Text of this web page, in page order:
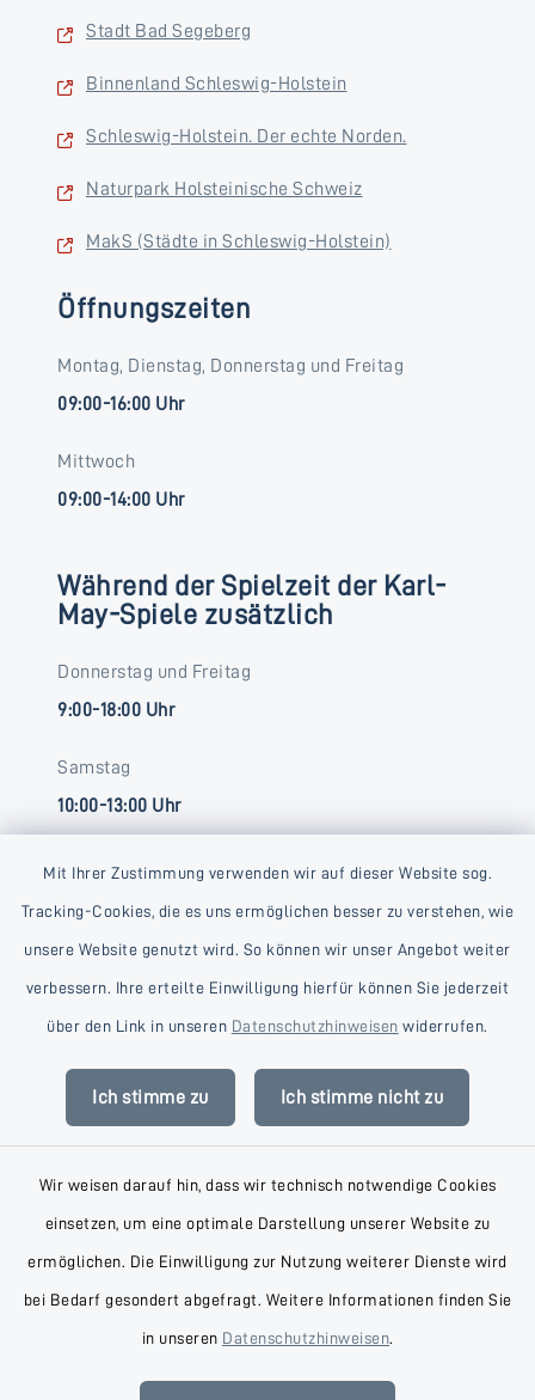
Mit Ihrer Zustimmung verwenden wir auf dieser Website sog.
Tracking-Cookies, die es uns ermöglichen besser zu verstehen, wie
unsere Website genutzt wird. So können wir unser Angebot weiter
verbessern. Ihre erteilte Einwilligung hierfür können Sie jederzeit
über den Link in unseren Datenschutzhinweisen widerrufen.
Ich stimme zu Ich stimme nicht zu
Wir weisen darauf hin, dass wir technisch notwendige Cookies
einsetzen, um eine optimale Darstellung unserer Website zu
ermöglichen. Die Einwilligung zur Nutzung weiterer Dienste wird
bei Bedarf gesondert abgefragt. Weitere Informationen finden Sie
in unseren Datenschutzhinweisen.
Stadt Bad Segeberg
Binnenland Schleswig-Holstein
Schleswig-Holstein. Der echte Norden.
Naturpark Holsteinische Schweiz
MakS (Städte in Schleswig-Holstein)
Öffnungszeiten
Montag, Dienstag, Donnerstag und Freitag
09:00-16:00 Uhr
Mittwoch
09:00-14:00 Uhr
Während der Spielzeit der Karl-
May-Spiele zusätzlich
Donnerstag und Freitag
9:00-18:00 Uhr
Samstag
10:00-13:00 Uhr
Kontakt
Datenschutz
Impressum
Sitemap